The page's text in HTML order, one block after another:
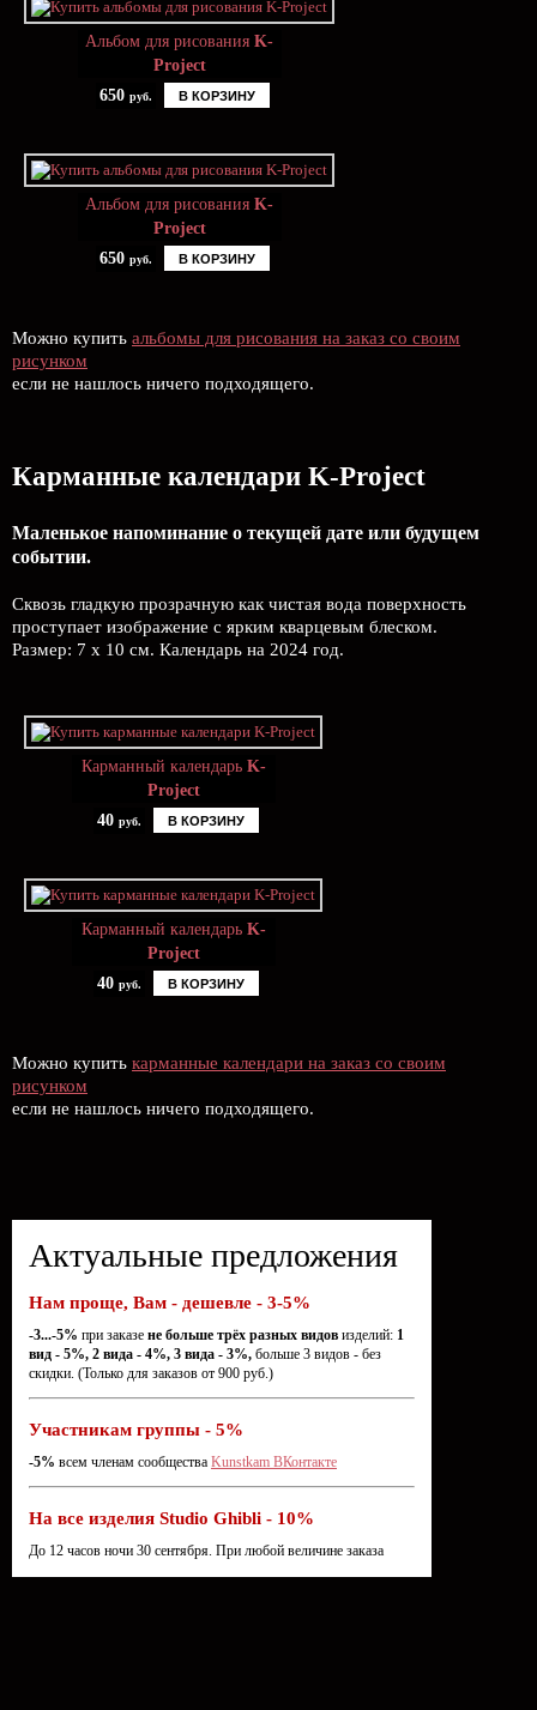
Альбом для рисования K-
Project
650 руб. В КОРЗИНУ
Альбом для рисования K-
Project
650 руб. В КОРЗИНУ
Можно купить альбомы для рисования на заказ со своим
рисунком
если не нашлось ничего подходящего.
Карманные календари K-Project
Маленькое напоминание о текущей дате или будущем
событии.
Сквозь гладкую прозрачную как чистая вода поверхность
проступает изображение с ярким кварцевым блеском.
Размер: 7 х 10 см. Календарь на 2024 год.
Карманный календарь K-
Project
40 руб. В КОРЗИНУ
Карманный календарь K-
Project
40 руб. В КОРЗИНУ
Можно купить карманные календари на заказ со своим
рисунком
если не нашлось ничего подходящего.
Актуальные предложения
Нам проще, Вам - дешевле - 3-5%
-3...-5% при заказе не больше трёх разных видов изделий: 1
вид - 5%, 2 вида - 4%, 3 вида - 3%, больше 3 видов - без
скидки. (Только для заказов от 900 руб.)
Участникам группы - 5%
-5% всем членам сообщества Kunstkam ВКонтакте
На все изделия Studio Ghibli - 10%
До 12 часов ночи 30 сентября. При любой величине заказа